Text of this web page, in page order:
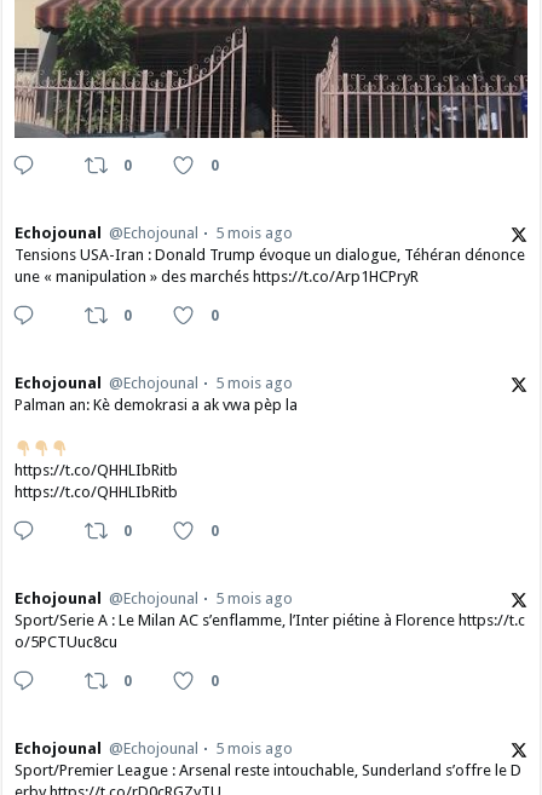
0 0
Echojounal @Echojounal
5 mois ago
Tensions USA-Iran : Donald Trump évoque un dialogue, Téhéran dénonce
une « manipulation » des marchés https://t.co/Arp1HCPryR
0 0
Echojounal @Echojounal
5 mois ago
Palman an: Kè demokrasi a ak vwa pèp la
https://t.co/QHHLIbRitb
https://t.co/QHHLIbRitb
0 0
Echojounal @Echojounal
5 mois ago
Sport/Serie A : Le Milan AC s’enflamme, l’Inter piétine à Florence https://t.c
o/5PCTUuc8cu
0 0
Echojounal @Echojounal
5 mois ago
Sport/Premier League : Arsenal reste intouchable, Sunderland s’offre le D